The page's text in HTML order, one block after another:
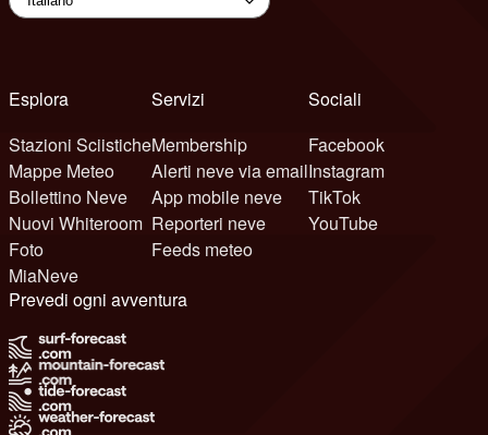
Esplora
Stazioni Sciistiche
Mappe Meteo
Bollettino Neve
Nuovi Whiteroom
Foto
MiaNeve
Servizi
Membership
Alerti neve via email
App mobile neve
Reporteri neve
Feeds meteo
Sociali
Facebook
Instagram
TikTok
YouTube
Prevedi ogni avventura